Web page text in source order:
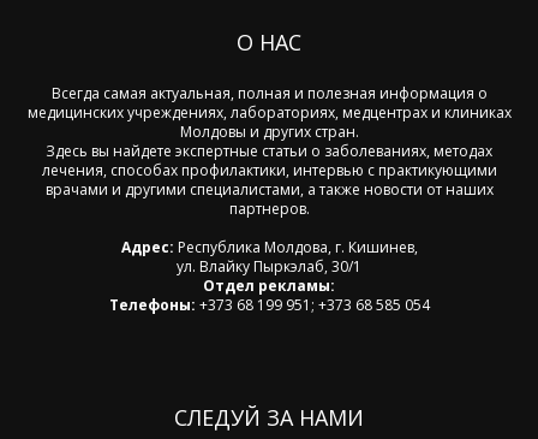
О НАС
Всегда самая актуальная, полная и полезная информация о
медицинских учреждениях, лабораториях, медцентрах и клиниках
Молдовы и других стран.
Здесь вы найдете экспертные статьи о заболеваниях, методах
лечения, способах профилактики, интервью с практикующими
врачами и другими специалистами, а также новости от наших
партнеров.
Адрес: Республика Молдова, г. Кишинев,
ул. Влайку Пыркэлаб, 30/1
Отдел рекламы:
Телефоны: +373 68 199 951; +373 68 585 054
СЛЕДУЙ ЗА НАМИ